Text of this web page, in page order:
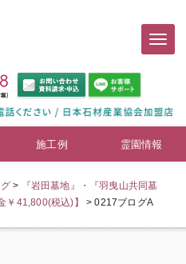
施工例 霊園情報
>
『岩田墓地』・『羽曳山共同墓
￥41,800(税込)】
>0217ブログA